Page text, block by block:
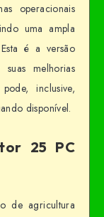
operacionais
uma ampla
é a versão
melhorias
inclusive,
disponível.
25 PC
de agricultura